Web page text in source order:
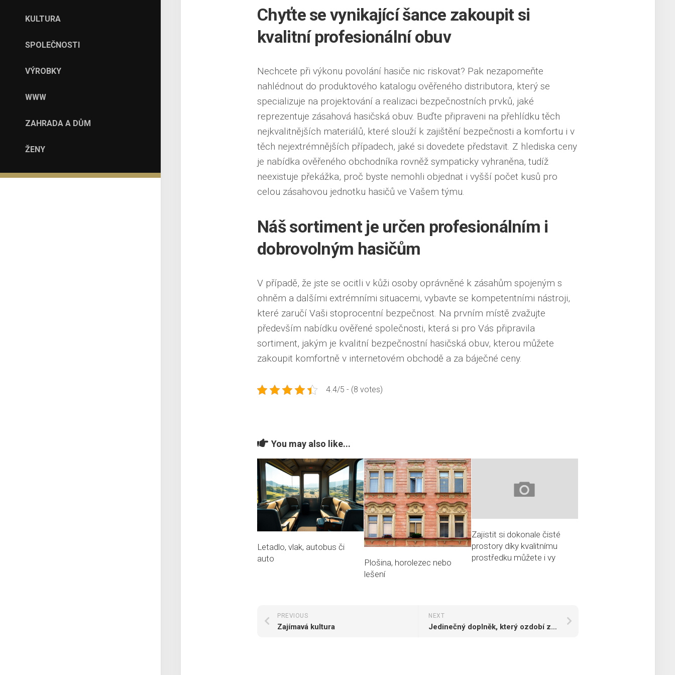
KULTURA
SPOLEČNOSTI
VÝROBKY
WWW
ZAHRADA A DŮM
ŽENY
Chyťte se vynikající šance zakoupit si
kvalitní profesionální obuv
Nechcete při výkonu povolání hasiče nic riskovat? Pak nezapomeňte
nahlédnout do produktového katalogu ověřeného distributora, který se
specializuje na projektování a realizaci bezpečnostních prvků, jaké
reprezentuje zásahová hasičská obuv. Buďte připraveni na přehlídku těch
nejkvalitnějších materiálů, které slouží k zajištění bezpečnosti a komfortu i v
těch nejextrémnějších případech, jaké si dovedete představit. Z hlediska ceny
je nabídka ověřeného obchodníka rovněž sympaticky vyhraněna, tudíž
neexistuje překážka, proč byste nemohli objednat i vyšší počet kusů pro
celou zásahovou jednotku hasičů ve Vašem týmu.
Náš sortiment je určen profesionálním i
dobrovolným hasičům
V případě, že jste se ocitli v kůži osoby oprávněné k zásahům spojeným s
ohněm a dalšími extrémními situacemi, vybavte se kompetentními nástroji,
které zaručí Vaši stoprocentní bezpečnost. Na prvním místě zvažujte
především nabídku ověřené společnosti, která si pro Vás připravila
sortiment, jakým je kvalitní bezpečnostní hasičská obuv, kterou můžete
zakoupit komfortně v internetovém obchodě a za báječné ceny.
4.4/5 - (8 votes)
You may also like...
Letadlo, vlak, autobus či
auto
Plošina, horolezec nebo
lešení
Zajistit si dokonale čisté
prostory díky kvalitnímu
prostředku můžete i vy
NEXT
Jedinečný doplněk, který ozdobí zápěstí
PREVIOUS
Zajímavá kultura